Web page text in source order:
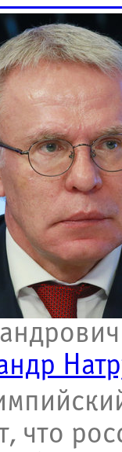
что